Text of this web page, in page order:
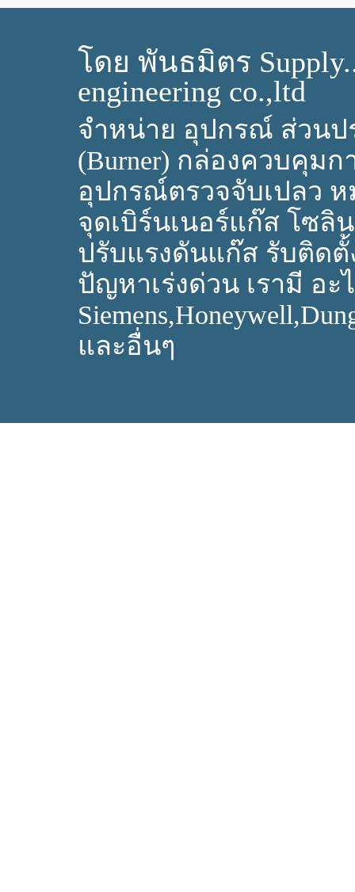
โดย พันธมิตร
engineering co.,ltd
จำหน่าย อุปกรณ์ ส่วนป
(Burner) กล่องควบคุมก
อุปกรณ์ตรวจจับเปลว
จุดเบิร์นเนอร์แก๊ส โซลิ
ปรับแรงดันแก๊ส รับติด
ปัญหาเร่งด่วน เรามี อ
และอื่นๆ